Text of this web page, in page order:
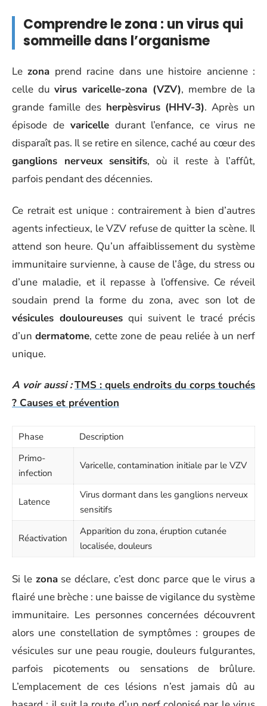
Comprendre le zona : un virus qui
sommeille dans l’organisme
Lezona prend racine dans une histoire ancienne :
celle duvirus varicelle-zona (VZV), membre de la
grande famille des herpèsvirus (HHV-3). Après un
épisode de varicelledurant l’enfance, ce virus ne
disparaît pas. Il se retire en silence, caché au cœur des
ganglions nerveux sensitifs, où il reste à l’affût,
parfois pendant des décennies.
Ce retrait est unique : contrairement à bien d’autres
agents infectieux, le VZV refuse de quitter la scène. Il
attend son heure. Qu’un affaiblissement du système
immunitaire survienne, à cause de l’âge, du stress ou
d’une maladie, et il repasse à l’offensive. Ce réveil
soudain prend la forme du zona, avec son lot de
vésicules douloureuses qui suivent le tracé précis
d’undermatome, cette zone de peau reliée à un nerf
unique.
A voir aussi :TMS : quels endroits du corps touchés
? Causes et prévention
Phase
Description
Primo-
infection
Varicelle, contamination initiale par le VZV
Latence
Virus dormant dans les ganglions nerveux
sensitifs
Réactivation
Apparition du zona, éruption cutanée
localisée, douleurs
Si le zonase déclare, c’est donc parce que le virus a
flairé une brèche : une baisse de vigilance du système
immunitaire. Les personnes concernées découvrent
alors une constellation de symptômes : groupes de
vésicules sur une peau rougie, douleurs fulgurantes,
parfois picotements ou sensations de brûlure.
L’emplacement de ces lésions n’est jamais dû au